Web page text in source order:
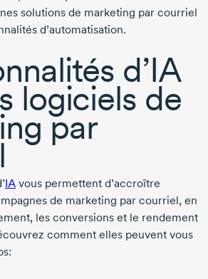
solutions de marketing par courriel
d’automatisation.
d’IA
logiciels de
par
IA vous permettent d’accroître
de marketing par courriel, en
les conversions et le rendement
comment elles peuvent vous